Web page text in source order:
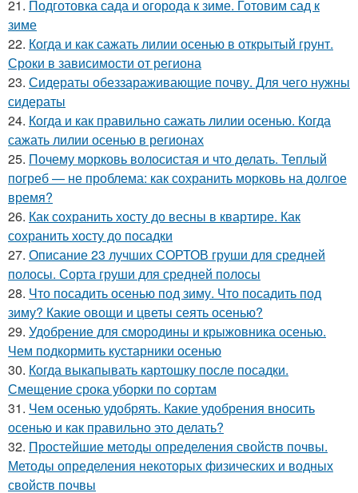
21. Подготовка сада и огорода к зиме. Готовим сад к
зиме
22. Когда и как сажать лилии осенью в открытый грунт.
Сроки в зависимости от региона
23. Сидераты обеззараживающие почву. Для чего нужны
сидераты
24. Когда и как правильно сажать лилии осенью. Когда
сажать лилии осенью в регионах
25. Почему морковь волосистая и что делать. Теплый
погреб — не проблема: как сохранить морковь на долгое
время?
26. Как сохранить хосту до весны в квартире. Как
сохранить хосту до посадки
27. Описание 23 лучших СОРТОВ груши для средней
полосы. Сорта груши для средней полосы
28. Что посадить осенью под зиму. Что посадить под
зиму? Какие овощи и цветы сеять осенью?
29. Удобрение для смородины и крыжовника осенью.
Чем подкормить кустарники осенью
30. Когда выкапывать картошку после посадки.
Смещение срока уборки по сортам
31. Чем осенью удобрять. Какие удобрения вносить
осенью и как правильно это делать?
32. Простейшие методы определения свойств почвы.
Методы определения некоторых физических и водных
свойств почвы